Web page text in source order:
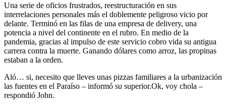
Una serie de oficios frustrados, reestructuración en sus
interrelaciones personales más el doblemente peligroso vicio por
delante. Terminó en las filas de una empresa de delivery, una
potencia a nivel del continente en el rubro. En medio de la
pandemia, gracias al impulso de este servicio cobro vida su antigua
carrera contra la muerte. Ganando dólares como arroz, las propinas
estaban a la orden.
Aló… si, necesito que lleves unas pizzas familiares a la urbanización
las fuentes en el Paraíso – informó su superior.Ok, voy chola –
respondió John.